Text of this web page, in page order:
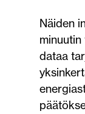
Näiden
dataa